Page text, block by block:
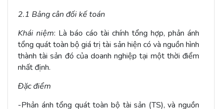
2.1 Bảng cân đối kế toán
Khái niệm: Là báo cáo tài chính tổng hợp, phản ánh
tổng quát toàn bộ giá trị tài sản hiện có và nguồn hình
thành tài sản đó của doanh nghiệp tại một thời điểm
nhất định.
Đặc điểm
-Phản ánh tổng quát toàn bộ tài sản (TS), và nguồn